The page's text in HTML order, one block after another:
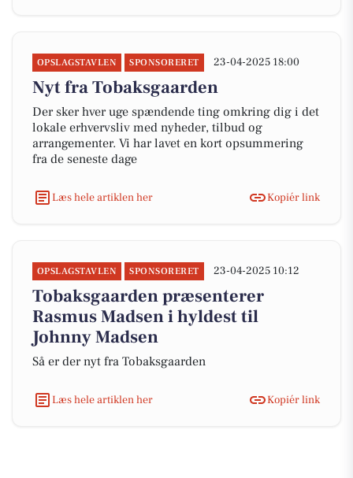
OPSLAGSTAVLEN SPONSORERET 23-04-2025 18:00
Nyt fra Tobaksgaarden
Der sker hver uge spændende ting omkring dig i det
lokale erhvervsliv med nyheder, tilbud og
arrangementer. Vi har lavet en kort opsummering
fra de seneste dage
Læs hele artiklen her Kopiér link
OPSLAGSTAVLEN SPONSORERET 23-04-2025 10:12
Tobaksgaarden præsenterer
Rasmus Madsen i hyldest til
Johnny Madsen
Så er der nyt fra Tobaksgaarden
Læs hele artiklen her Kopiér link